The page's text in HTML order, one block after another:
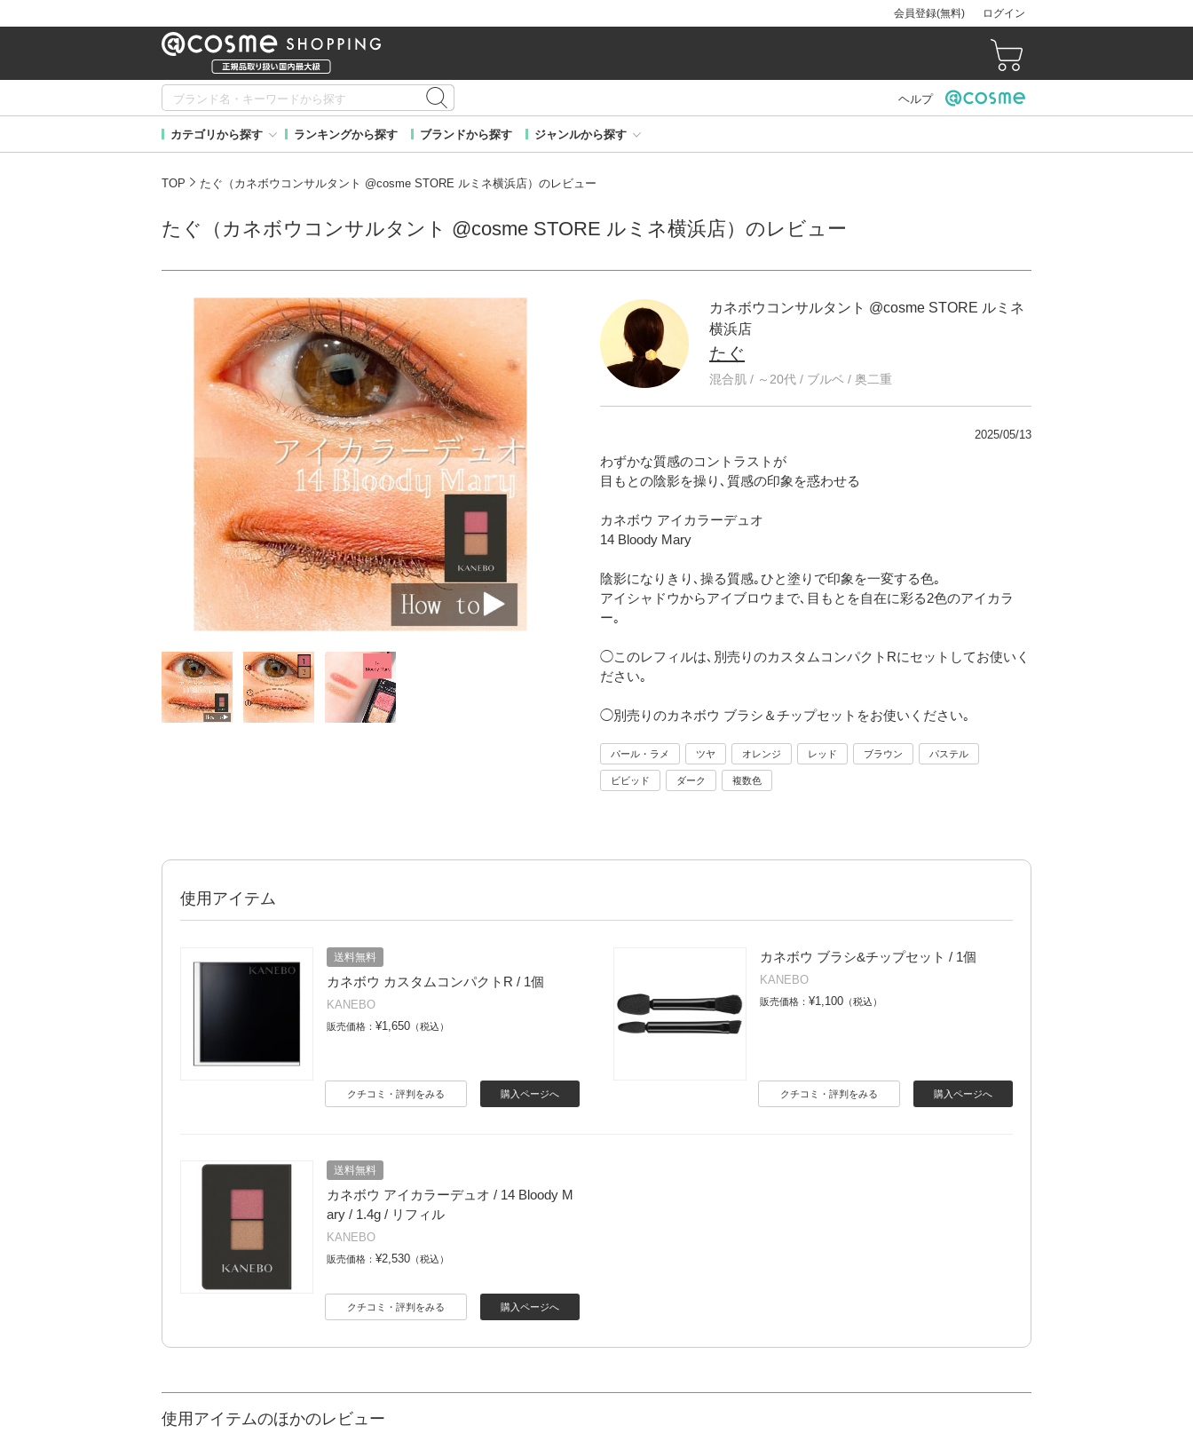
会員登録(無料) ログイン
ヘルプ
カテゴリから探す ランキングから探す ブランドから探す ジャンルから探す
TOP たぐ（カネボウコンサルタント @cosme STORE ルミネ横浜店）のレビュー
たぐ（カネボウコンサルタント @cosme STORE ルミネ横浜店）のレビュー
カネボウコンサルタント @cosme STORE ルミネ
横浜店
たぐ
混合肌 / ～20代 / ブルベ / 奥二重
2025/05/13
わずかな質感のコントラストが
目もとの陰影を操り､質感の印象を惑わせる
カネボウ アイカラーデュオ
14 Bloody Mary
陰影になりきり､操る質感｡ひと塗りで印象を一変する色｡
アイシャドウからアイブロウまで､目もとを自在に彩る2色のアイカラ
ー｡
◯このレフィルは､別売りのカスタムコンパクトRにセットしてお使いく
ださい｡
◯別売りのカネボウ ブラシ＆チップセットをお使いください｡
パール・ラメ ツヤ オレンジ レッド ブラウン パステル
ビビッド ダーク 複数色
使用アイテム
送料無料
カネボウ カスタムコンパクトR / 1個
KANEBO
販売価格： ¥1,650 （税込）
購入ページへ
クチコミ・評判をみる
カネボウ ブラシ&チップセット / 1個
KANEBO
販売価格： ¥1,100 （税込）
購入ページへ
クチコミ・評判をみる
送料無料
カネボウ アイカラーデュオ / 14 Bloody M
ary / 1.4g / リフィル
KANEBO
販売価格： ¥2,530 （税込）
購入ページへ
クチコミ・評判をみる
使用アイテムのほかのレビュー